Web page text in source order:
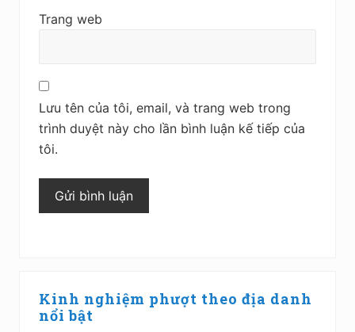
Trang web
Lưu tên của tôi, email, và trang web trong
trình duyệt này cho lần bình luận kế tiếp của
tôi.
Sidebar
chính
Kinh nghiệm phượt theo địa danh
nổi bật